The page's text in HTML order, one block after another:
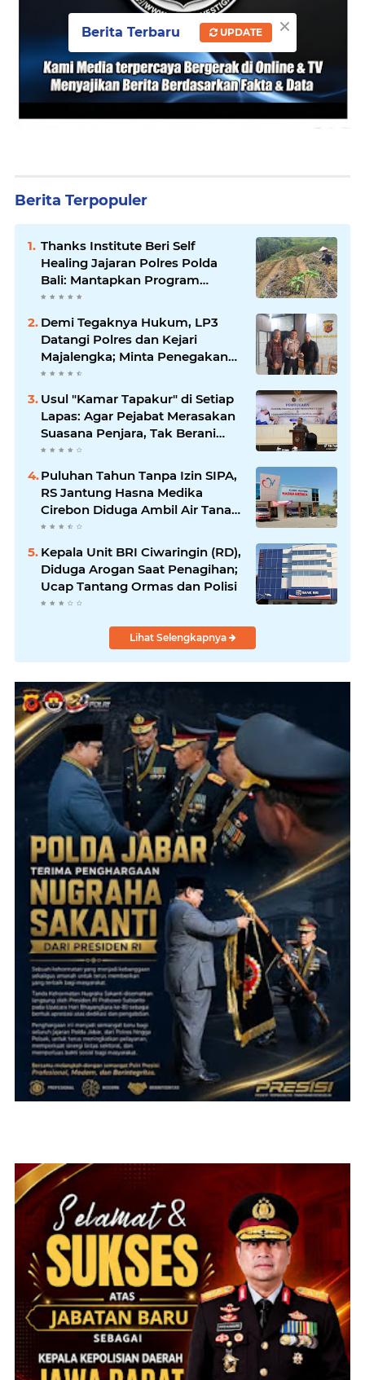
Berita Terpopuler
Thanks Institute Beri Self
Healing Jajaran Polres Polda
Bali: Mantapkan Program
Unggulan Kapolda
Demi Tegaknya Hukum, LP3
Datangi Polres dan Kejari
Majalengka; Minta Penegakan
Proporsional: Restoratif untuk
Lemah, Tegas untuk Narkoba &
Oknum
Usul "Kamar Tapakur" di Setiap
Lapas: Agar Pejabat Merasakan
Suasana Penjara, Tak Berani
Korupsi dan Menyalahgunakan
Amanah
Puluhan Tahun Tanpa Izin SIPA,
RS Jantung Hasna Medika
Cirebon Diduga Ambil Air Tanah
Secara Ilegal; Advokat Kirim
Surat Somasi
Kepala Unit BRI Ciwaringin (RD),
Diduga Arogan Saat Penagihan;
Ucap Tantang Ormas dan Polisi
Lihat Selengkapnya
×
Berita Terbaru UPDATE